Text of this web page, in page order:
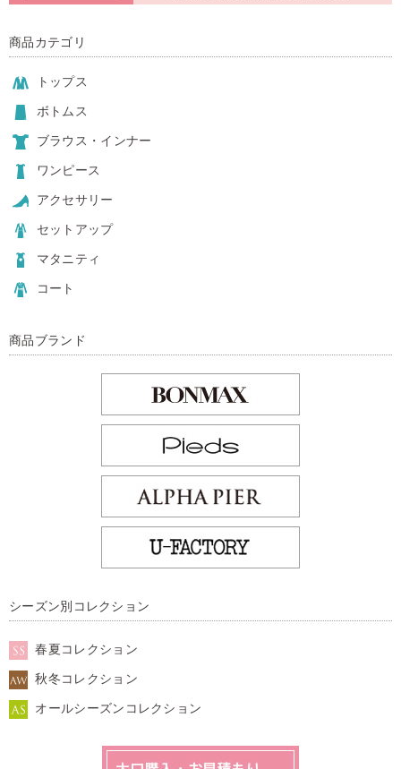
商品カテゴリ
トップス
ボトムス
ブラウス・インナー
ワンピース
アクセサリー
セットアップ
マタニティ
コート
商品ブランド
シーズン別コレクション
春夏コレクション
秋冬コレクション
オールシーズンコレクション